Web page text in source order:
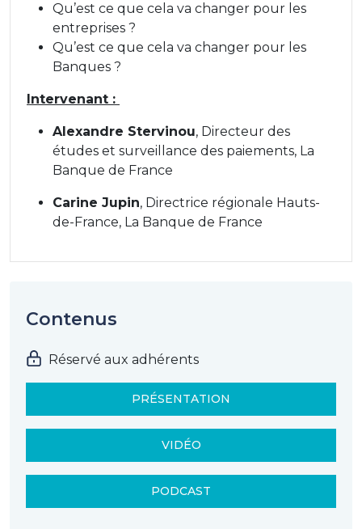
Qu’est ce que cela va changer pour les
entreprises ?
Qu’est ce que cela va changer pour les
Banques ?
Intervenant :
Alexandre Stervinou, Directeur des
études et surveillance des paiements, La
Banque de France
Carine Jupin, Directrice régionale Hauts-
de-France, La Banque de France
Contenus
Réservé aux adhérents
PRÉSENTATION
VIDÉO
PODCAST